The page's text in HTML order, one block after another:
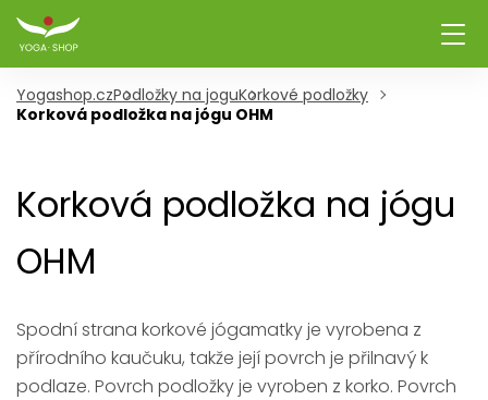
Yogashop.czPodložky na joguKorkové podložky
Korková podložka na jógu OHM
Korková podložka na jógu
OHM
Spodní strana korkové jógamatky je vyrobena z
přírodního kaučuku, takže její povrch je přilnavý k
podlaze. Povrch podložky je vyroben z korko. Povrch